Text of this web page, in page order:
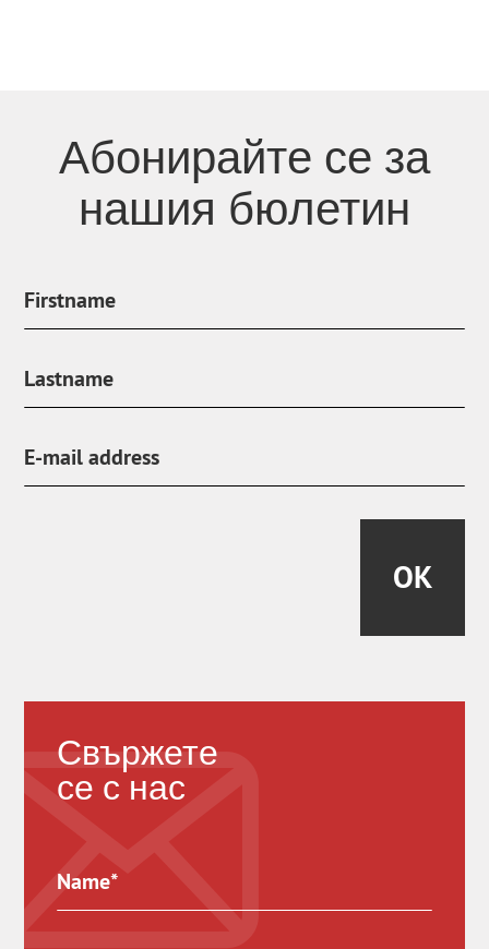
Абонирайте се за
нашия бюлетин
OK
Свържете
се с нас